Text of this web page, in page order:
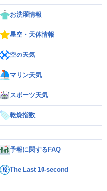
お洗濯情報
星空・天体情報
空の天気
マリン天気
スポーツ天気
乾燥指数
予報に関するFAQ
The Last 10-second